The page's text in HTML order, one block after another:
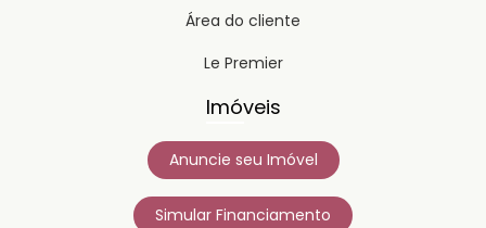
Área do cliente
Le Premier
Imóveis
Anuncie seu Imóvel
Simular Financiamento